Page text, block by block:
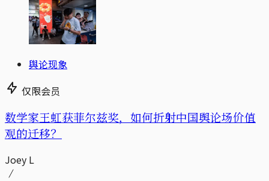
舆论现象
仅限会员
数学家王虹获菲尔兹奖，如何折射中国舆论场价值
观的迁移？
Joey L